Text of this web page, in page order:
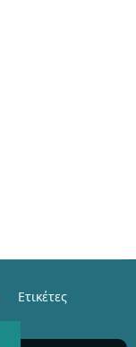
Ετικέτες